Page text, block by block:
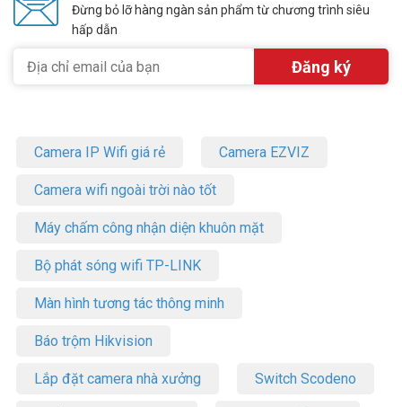
Đừng bỏ lỡ hàng ngàn sản phẩm từ chương trình siêu
hấp dẫn
Camera IP Wifi giá rẻ Camera EZVIZ
Camera wifi ngoài trời nào tốt
Máy chấm công nhận diện khuôn mặt
Bộ phát sóng wifi TP-LINK
Màn hình tương tác thông minh
Báo trộm Hikvision
Lắp đặt camera nhà xưởng Switch Scodeno